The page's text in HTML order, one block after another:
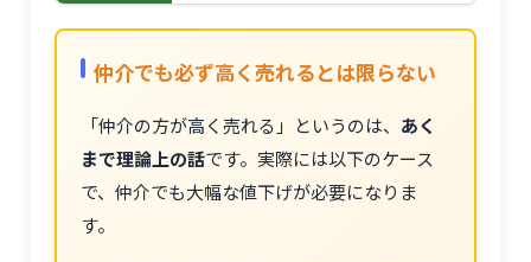
仲介でも必ず高く売れるとは限らない
「仲介の方が高く売れる」というのは、 あく
まで理論上の話です。実際には以下のケース
で、仲介でも大幅な値下げが必要になりま
す。